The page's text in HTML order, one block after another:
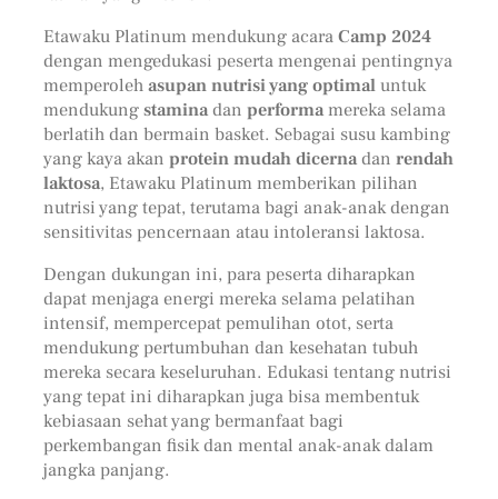
Etawaku Platinum mendukung acaraCamp 2024
dengan mengedukasi peserta mengenai pentingnya
memperolehasupan nutrisi yang optimaluntuk
mendukungstaminadan performamereka selama
berlatih dan bermain basket. Sebagai susu kambing
yang kaya akan protein mudah dicernadan rendah
laktosa, Etawaku Platinum memberikan pilihan
nutrisi yang tepat, terutama bagi anak-anak dengan
sensitivitas pencernaan atau intoleransi laktosa.
Dengan dukungan ini, para peserta diharapkan
dapat menjaga energi mereka selama pelatihan
intensif, mempercepat pemulihan otot, serta
mendukung pertumbuhan dan kesehatan tubuh
mereka secara keseluruhan. Edukasi tentang nutrisi
yang tepat ini diharapkan juga bisa membentuk
kebiasaan sehat yang bermanfaat bagi
perkembangan fisik dan mental anak-anak dalam
jangka panjang.